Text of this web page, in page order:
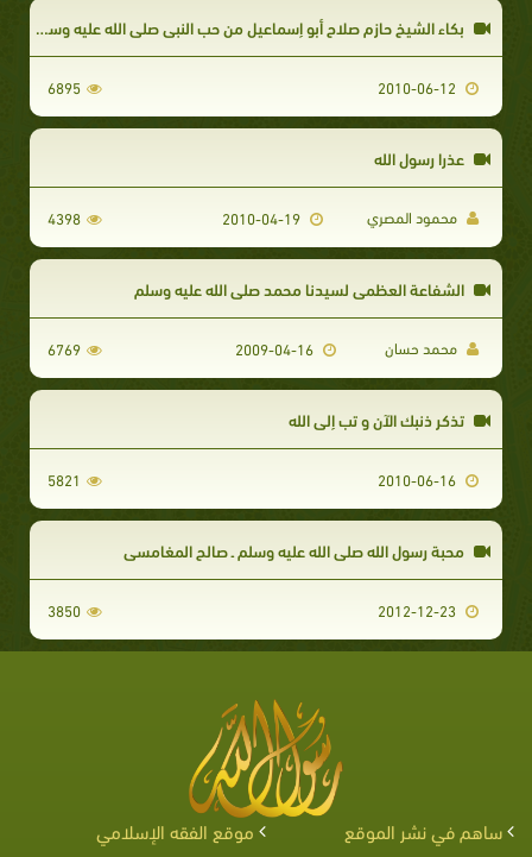
بكاء الشيخ حازم صلاح أبو إسماعيل من حب النبي صلى الله عليه وسلم
6895
عذرا رسول الله
محمود المصري 4398
الشفاعة العظمى لسيدنا محمد صلى الله عليه وسلم
محمد حسان 6769
تذكر ذنبك الآن و تب إلى الله
5821
محبة رسول الله صلى الله عليه وسلم ـ صالح المغامسي
3850
ساهم في نشر الموقع
موقع الفقه الإسلامي